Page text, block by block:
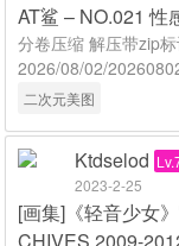
AT鲨 – NO.021 性
分卷压缩 解压带zip
2026/08/02/
二次元美图
Ktdselod
2023-2-25
[画集]《轻音少女
CHIVES 2009-